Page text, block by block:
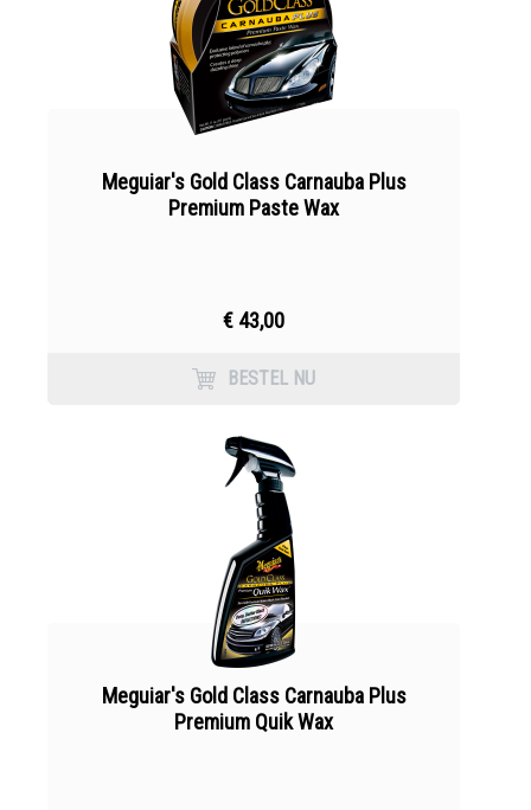
Meguiar's Gold Class Carnauba Plus
Premium Paste Wax
€ 43,00
BESTEL NU
Meguiar's Gold Class Carnauba Plus
Premium Quik Wax